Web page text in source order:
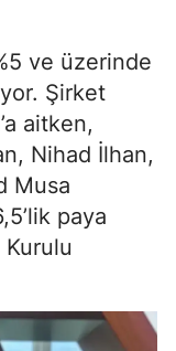
ve üzerinde
Şirket
aitken,
Nihad İlhan,
Musa
paya